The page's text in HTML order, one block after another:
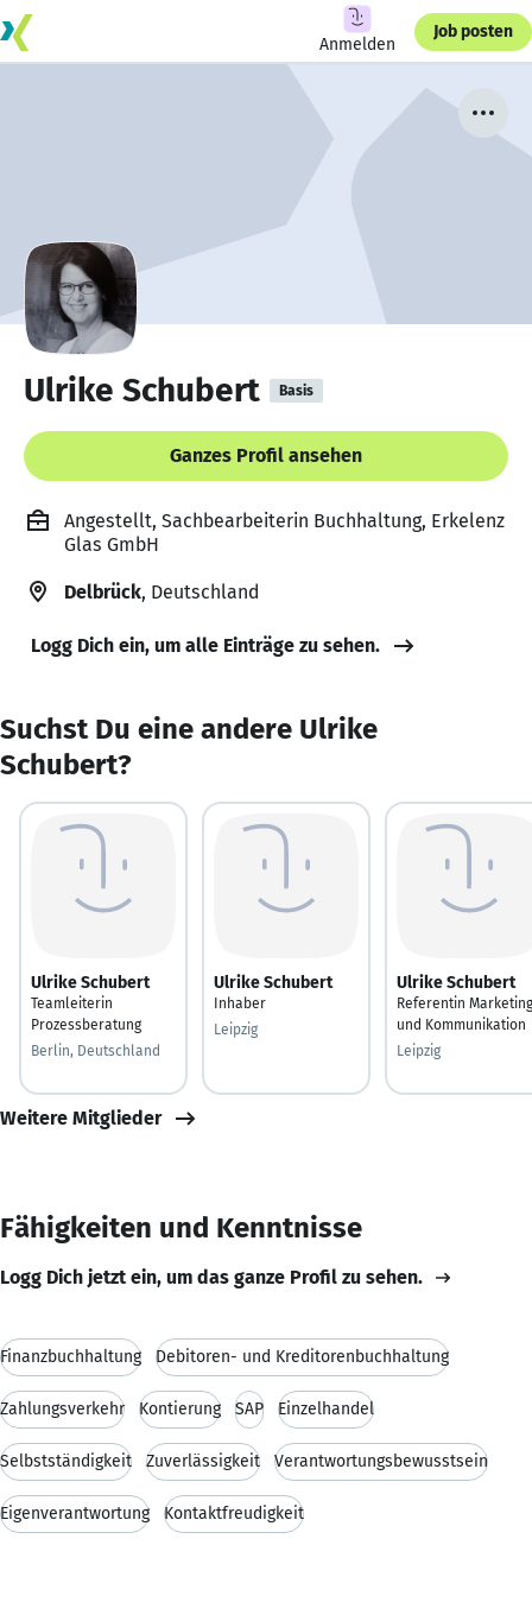
Anmelden
Job posten
Ulrike Schubert Basis
Ganzes Profil ansehen
Angestellt, Sachbearbeiterin Buchhaltung, Erkelenz
Glas GmbH
Delbrück, Deutschland
Logg Dich ein, um alle Einträge zu sehen.
Suchst Du eine andere Ulrike
Schubert?
Ulrike Schubert
Teamleiterin
Prozessberatung
Berlin, Deutschland
Ulrike Schubert
Inhaber
Leipzig
Ulrike Schubert
Referentin Marketing
und Kommunikation
Leipzig
Weitere Mitglieder
Fähigkeiten und Kenntnisse
Logg Dich jetzt ein, um das ganze Profil zu sehen.
Finanzbuchhaltung Debitoren- und Kreditorenbuchhaltung
Zahlungsverkehr Kontierung SAP Einzelhandel
Selbstständigkeit Zuverlässigkeit Verantwortungsbewusstsein
Eigenverantwortung Kontaktfreudigkeit